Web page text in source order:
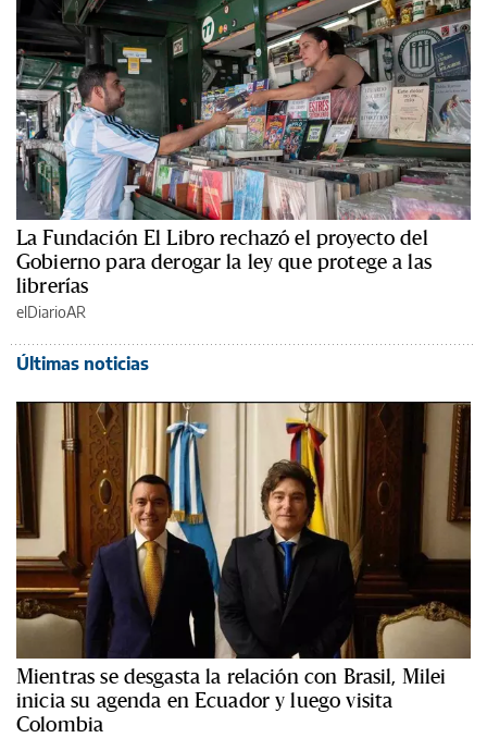
La Fundación El Libro rechazó el proyecto del
Gobierno para derogar la ley que protege a las
librerías
elDiarioAR
Últimas noticias
Mientras se desgasta la relación con Brasil, Milei
inicia su agenda en Ecuador y luego visita
Colombia